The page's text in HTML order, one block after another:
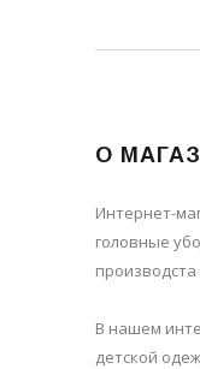
О
Интернет-
головные
В нашем
детской